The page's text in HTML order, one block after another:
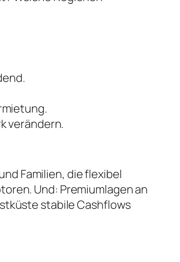
verändern.
Familien, die flexibel
Und: Premiumlagen an
stabile Cashflows